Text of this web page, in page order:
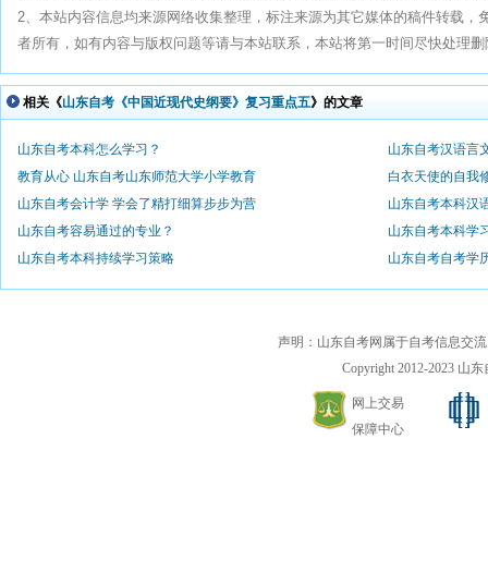
2、本站内容信息均来源网络收集整理，标注来源为其它媒体的稿件转载，
者所有，如有内容与版权问题等请与本站联系，本站将第一时间尽快处理
相关《山东自考《中国近现代史纲要》复习重点五》的文章
山东自考本科怎么学习？
山东自考汉语言
教育从心 山东自考山东师范大学小学教育
白衣天使的自我
山东自考会计学 学会了精打细算步步为营
山东自考本科汉
山东自考容易通过的专业？
山东自考本科学
山东自考本科持续学习策略
山东自考自考学
声明：山东自考网属于自考信息交
Copyright 2012-2023 山
网上交易
保障中心